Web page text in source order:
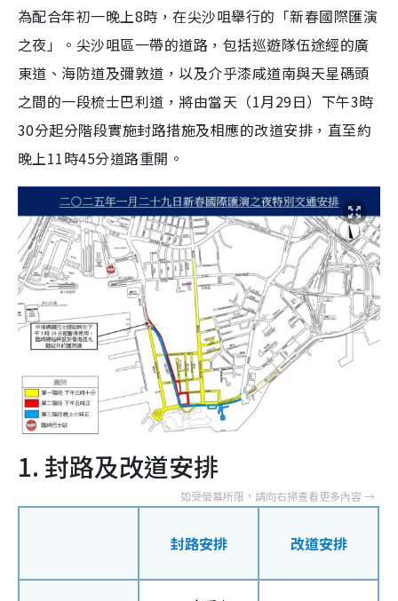
為配合年初一晚上8時，在尖沙咀舉行的「新春國際匯演
之夜」。尖沙咀區一帶的道路，包括巡遊隊伍途經的廣
東道、海防道及彌敦道，以及介乎漆咸道南與天星碼頭
之間的一段梳士巴利道，將由當天（1月29日）下午3時
30分起分階段實施封路措施及相應的改道安排，直至約
晚上11時45分道路重開。
1. 封路及改道安排
封路安排 改道安排